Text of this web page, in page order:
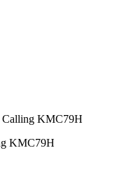
Calling KMC79H
KMC79H